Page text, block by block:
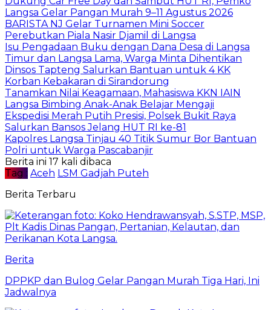
Langsa Gelar Pangan Murah 9–11 Agustus 2026
BARISTA NJ Gelar Turnamen Mini Soccer
Perebutkan Piala Nasir Djamil di Langsa
Isu Pengadaan Buku dengan Dana Desa di Langsa
Timur dan Langsa Lama, Warga Minta Dihentikan
Dinsos Tapteng Salurkan Bantuan untuk 4 KK
Korban Kebakaran di Sirandorung
Tanamkan Nilai Keagamaan, Mahasiswa KKN IAIN
Langsa Bimbing Anak-Anak Belajar Mengaji
Ekspedisi Merah Putih Presisi, Polsek Bukit Raya
Salurkan Bansos Jelang HUT RI ke-81
Kapolres Langsa Tinjau 40 Titik Sumur Bor Bantuan
Polri untuk Warga Pascabanjir
Berita ini 17 kali dibaca
Tag : Aceh LSM Gadjah Puteh
Berita Terbaru
Berita
DPPKP dan Bulog Gelar Pangan Murah Tiga Hari, Ini
Jadwalnya